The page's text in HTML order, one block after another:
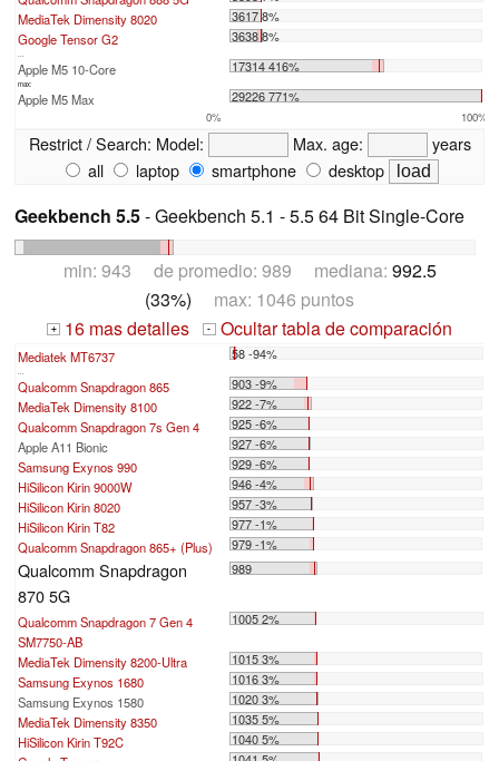
MediaTek Dimensity 8020
3617 8%
Google Tensor G2
3638 8%
Apple M5 10-Core 17314 416%
max:
Apple M5 Max 29226 771%
0% 100%
Restrict / Search: Model: Max. age:
years
all
laptop smartphone desktop
Geekbench 5.5- Geekbench 5.1 - 5.5 64 Bit Single-Core
min: 943 de promedio: 989 mediana: 992.5
(33%) max: 1046 puntos
+ 16 mas detalles - Ocultar tabla de comparación
Mediatek MT6737 58 -94%
Qualcomm Snapdragon 865
903 -9%
MediaTek Dimensity 8100
922 -7%
Qualcomm Snapdragon 7s Gen 4
925 -6%
Apple A11 Bionic
927 -6%
Samsung Exynos 990
929 -6%
HiSilicon Kirin 9000W
946 -4%
HiSilicon Kirin 8020
957 -3%
HiSilicon Kirin T82
977 -1%
Qualcomm Snapdragon 865+ (Plus)
979 -1%
Qualcomm Snapdragon
870 5G
989
Qualcomm Snapdragon 7 Gen 4
SM7750-AB
1005 2%
MediaTek Dimensity 8200-Ultra
1015 3%
Samsung Exynos 1680
1016 3%
Samsung Exynos 1580
1020 3%
MediaTek Dimensity 8350
1035 5%
HiSilicon Kirin T92C
1040 5%